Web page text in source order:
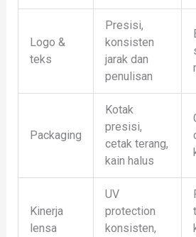
Logo &
teks
Presisi,
konsisten
jarak dan
penulisan
Packaging
Kotak
presisi,
cetak terang,
kain halus
Kinerja
lensa
UV
protection
konsisten,